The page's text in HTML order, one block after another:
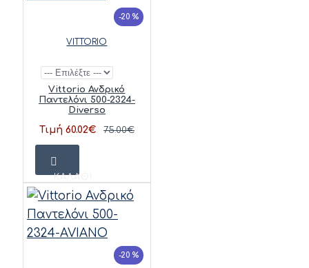
-20 %
VITTORIO
Vittorio Ανδρικό
Παντελόνι 500-2324-
Diverso
Τιμή 60.02€ 75.00€
ΚΑΛΆΘΙ
-20 %